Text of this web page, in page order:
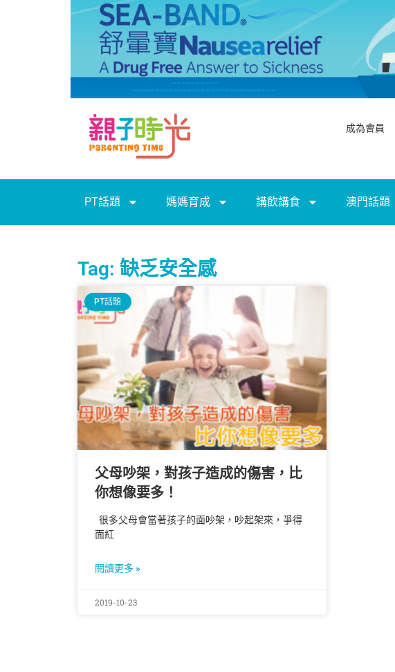
成為會員
PT話題 媽媽育成 講飲講食 澳門話題
Tag: 缺乏安全感
PT話題
父母吵架，對孩子造成的傷害，比
你想像要多！
很多父母會當著孩子的面吵架，吵起架來，爭得
面紅
閱讀更多 »
2019-10-23